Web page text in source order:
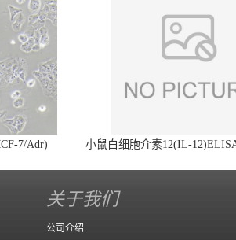
7/Adr) 小鼠白细胞介素12(IL-
关于我们
公司介绍